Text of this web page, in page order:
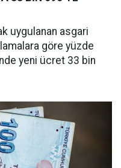
uygulanan asgari
göre yüzde
yeni ücret 33 bin